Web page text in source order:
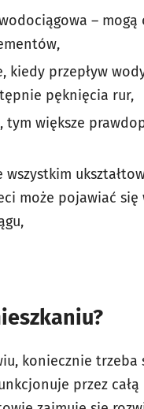
–
przepływ
pęknięcia rur,
tym większe
może pojawiać się
koniecznie
przez